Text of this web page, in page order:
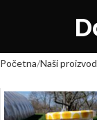
Početna Naši